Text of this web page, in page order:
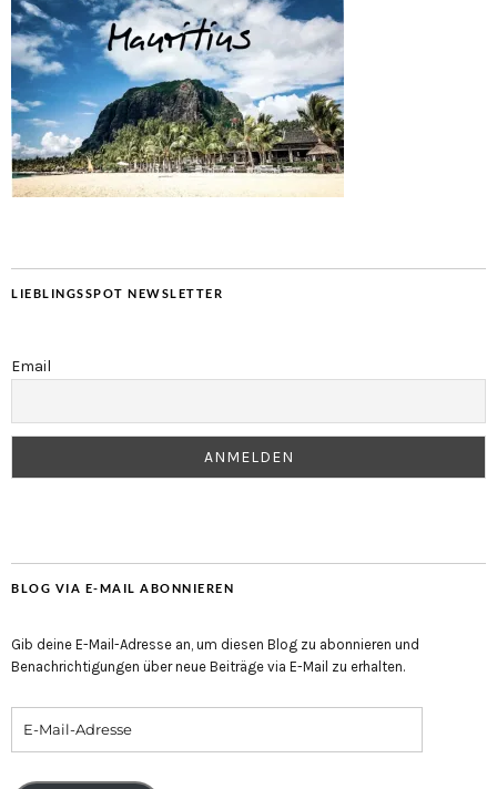
LIEBLINGSSPOT NEWSLETTER
Email
BLOG VIA E-MAIL ABONNIEREN
Gib deine E-Mail-Adresse an, um diesen Blog zu abonnieren und
Benachrichtigungen über neue Beiträge via E-Mail zu erhalten.